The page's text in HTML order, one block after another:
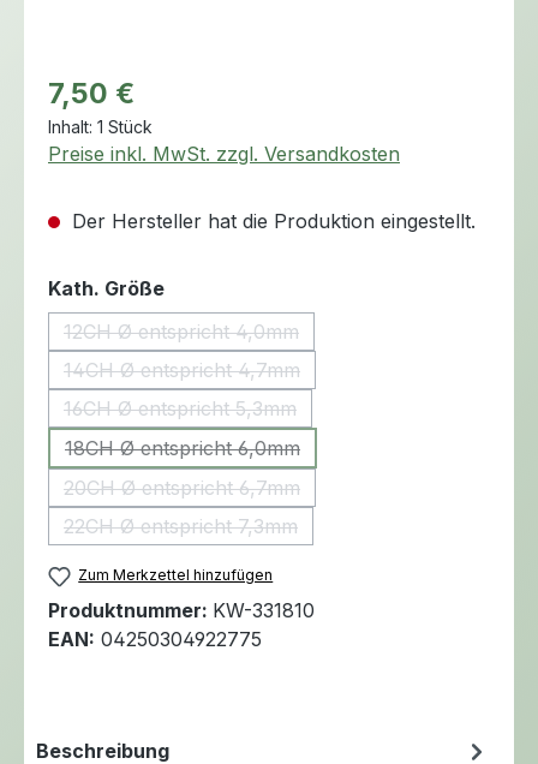
Regulärer Preis:
7,50 €
Inhalt: 1 Stück
Preise inkl. MwSt. zzgl. Versandkosten
Der Hersteller hat die Produktion eingestellt.
Kath. Größeauswählen
12CH Ø entspricht 4,0mm
(Diese Option ist zurzeit nicht verfügbar.)
14CH Ø entspricht 4,7mm
(Diese Option ist zurzeit nicht verfügbar.)
16CH Ø entspricht 5,3mm
(Diese Option ist zurzeit nicht verfügbar.)
18CH Ø entspricht 6,0mm
(Diese Option ist zurzeit nicht verfügbar.)
20CH Ø entspricht 6,7mm
(Diese Option ist zurzeit nicht verfügbar.)
22CH Ø entspricht 7,3mm
(Diese Option ist zurzeit nicht verfügbar.)
Zum Merkzettel hinzufügen
Produktnummer: KW-331810
EAN: 04250304922775
Beschreibung